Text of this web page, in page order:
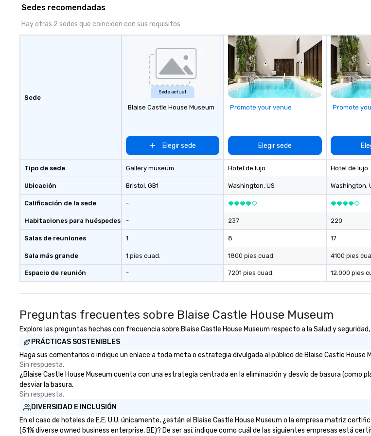
Spotify
experience—from
customization to
staffing, and on-site
making it easy for
DMCs to deliver
impact events
recognized as a Cvent
reliable execution.
Sedes recomendadas
Hay otras 2 sedes que coinciden con sus requisitos
Sede
Tipo de sede
Ubicación
Calificación de la sede
Habitaciones para huéspedes
Salas de reuniones
Sala más grande
Espacio de reunión
Sede actual
Blaise Castle House Museum
Elegir sede
Gallery museum
Bristol, GB1
-
-
1
1 pies cuad.
-
Promote your venue
Elegir sede
Hotel de lujo
Washington, US
237
8
1800 pies cuad.
7201 pies cuad.
Promote
Hotel de lujo
Washington,
220
17
4100 pies
12.000 pies
Preguntas frecuentes sobre Blaise Castle House Museum
Explore las preguntas hechas con frecuencia sobre Blaise Castle House Museum respecto a la Salud y
PRÁCTICAS SOSTENIBLES
Haga sus comentarios o indique un enlace a toda meta o estrategia divulgada al público de Blaise Castle House
Sin respuesta.
¿Blaise Castle House Museum cuenta con una estrategia centrada en la eliminación y desvío de basura (como
desviar la basura.
Sin respuesta.
DIVERSIDAD E INCLUSIÓN
En el caso de hoteles de E.E. U.U. únicamente, ¿están el Blaise Castle House Museum o la empresa matriz
(51% diverse owned business enterprise, BE)? De ser así, indique como cuál de las siguientes empresas está